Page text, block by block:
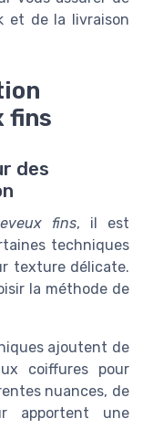
et de la livraison
fins
des
fins, il est
techniques
texture délicate.
la méthode de
ajoutent de
coiffures pour
nuances, de
apportent une